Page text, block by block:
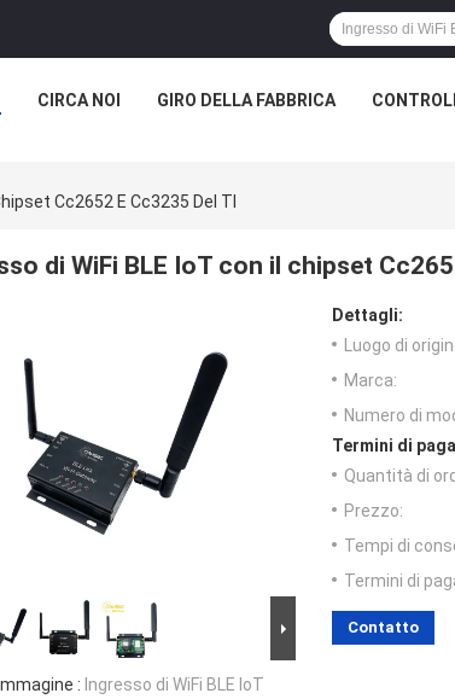
CIRCA NOI GIRO DELLA FABBRICA
Cc2652 E Cc3235 Del TI
di WiFi BLE IoT con il chipset
: Ingresso di WiFi BLE IoT
Dettagli:
Luogo di
Marca:
Numero di
Termini di
Quantità di
Prezzo:
Tempi di
Termini di
Contatto